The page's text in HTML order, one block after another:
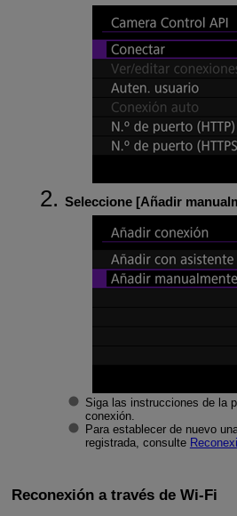
Seleccione [Añadir
Siga las instrucciones de la
conexión.
Para establecer de nuevo
registrada, consulte
Reconexión a través de Wi-Fi